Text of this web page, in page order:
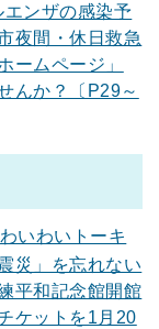
ンザの感染予
夜間・休日救急
ームページ」
んか？〔P29～
いわいトーキ
災」を忘れない
平和記念館開館
ケットを1月20